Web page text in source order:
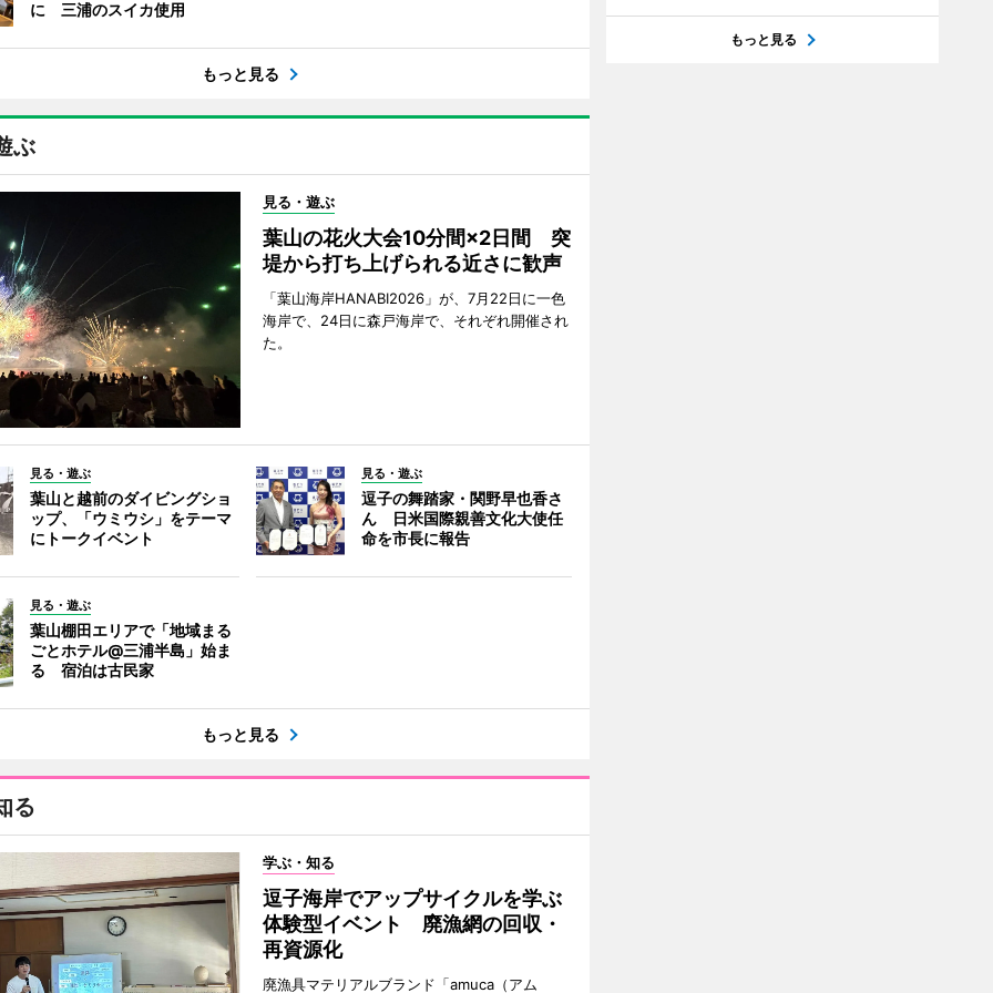
に 三浦のスイカ使用
もっと見る
ぶ
見る・遊ぶ
葉山の花火大会10分間×2日間 突
堤から打ち上げられる近さに歓声
「葉山海岸HANABI2026」が、7月22日に一色
海岸で、24日に森戸海岸で、それぞれ開催され
た。
見る・遊ぶ
葉山と越前のダイビングショ
ップ、「ウミウシ」をテーマ
にトークイベント
見る・遊ぶ
逗子の舞踏家・関野早也香さ
ん 日米国際親善文化大使任
命を市長に報告
見る・遊ぶ
葉山棚田エリアで「地域まる
ごとホテル@三浦半島」始ま
る 宿泊は古民家
もっと見る
る
学ぶ・知る
逗子海岸でアップサイクルを学ぶ
体験型イベント 廃漁網の回収・
再資源化
廃漁具マテリアルブランド「amuca（アム
もっと見る